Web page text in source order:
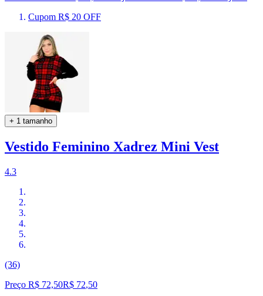
Cupom R$ 20 OFF
+ 1 tamanho
Vestido Feminino Xadrez Mini Vest
4.3
(36)
Preço R$ 72,50R$ 72,50